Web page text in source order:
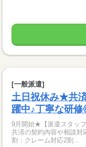
[一般派遣]
土日祝休み★共
躍中♪丁寧な研
9月開始★【派遣スタッ
共済の契約内容や相談
割：クレーム対応2割...